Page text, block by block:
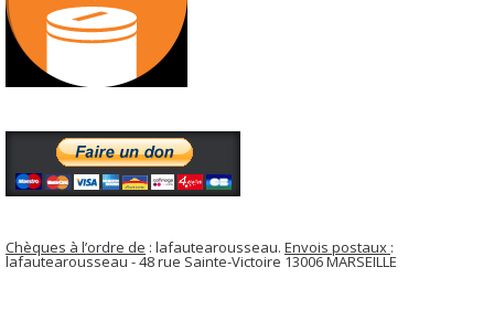
Chèques à l’ordre de : lafautearousseau. Envois postaux :
lafautearousseau - 48 rue Sainte-Victoire 13006 MARSEILLE